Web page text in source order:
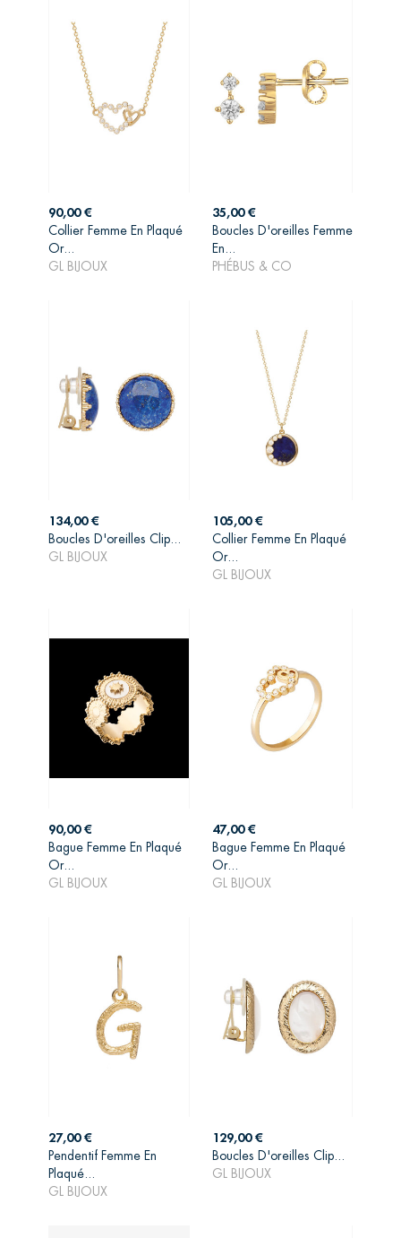
Prix
90,00 €
Collier Femme En Plaqué
Or...
GL BIJOUX
AJOUTER AU
Prix
35,00 €
Boucles D'oreilles Femme
En...
PHÉBUS & CO
AJOUTER AU
Prix
134,00 €
Boucles D'oreilles Clip...
GL BIJOUX
AJOUTER AU
PANIER
Prix
105,00 €
Collier Femme En Plaqué
Or...
GL BIJOUX
AJOUTER AU
Prix
90,00 €
Bague Femme En Plaqué
Or...
GL BIJOUX
AJOUTER AU
Prix
47,00 €
Bague Femme En Plaqué
Or...
GL BIJOUX
AJOUTER AU
Prix
27,00 €
Pendentif Femme En
Plaqué...
GL BIJOUX
AJOUTER AU
Prix
129,00 €
Boucles D'oreilles Clip...
GL BIJOUX
AJOUTER AU
PANIER